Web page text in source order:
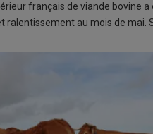
français de viande bovine a
ralentissement au mois de mai.